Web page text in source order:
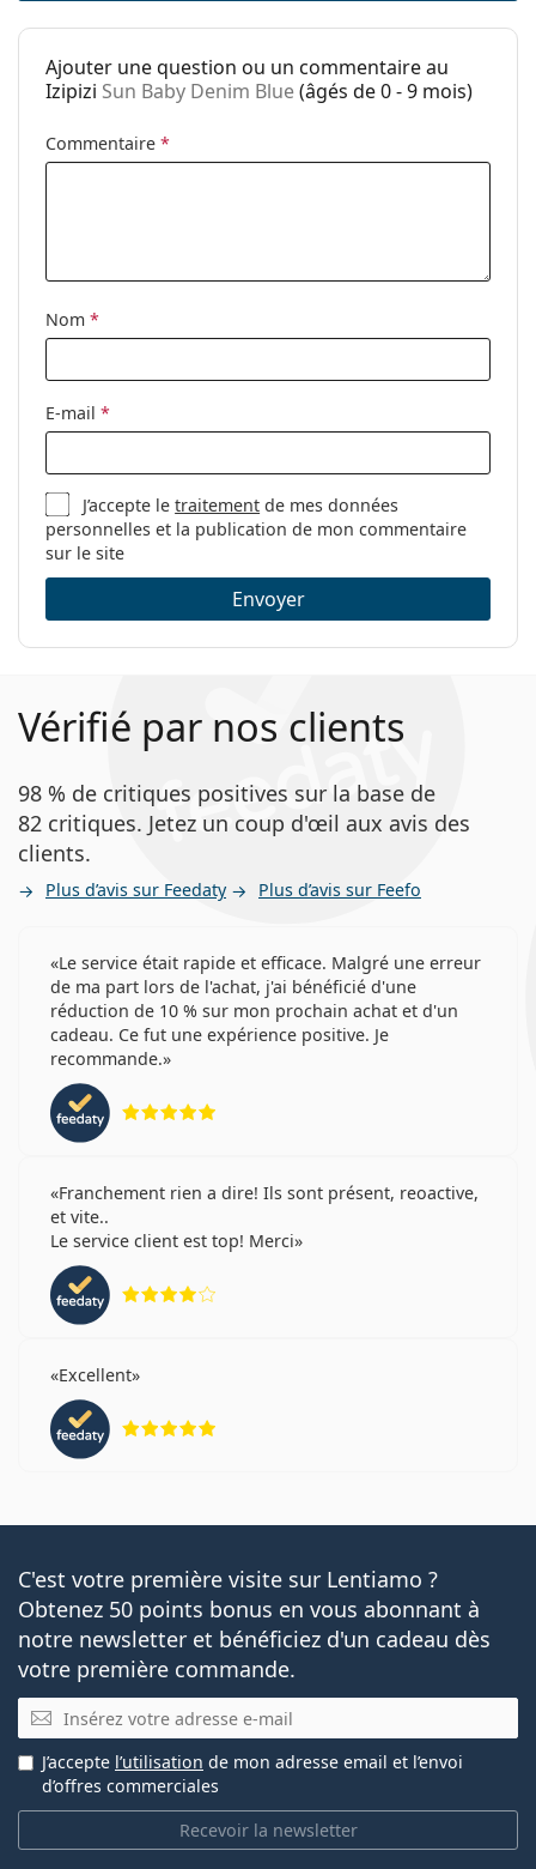
Catégorie:
Lunettes de soleil
Marque:
Izipizi
Code:
Ajouter une question ou un commentaire au
Izipizi Sun Baby Denim Blue(âgés de 0 - 9 mois)
Commentaire *
Nom *
E-mail *
J’accepte letraitement de mes données
personnelles et la publication de mon commentaire
sur le site
Envoyer
Vérifié par nos clients
98 % de critiques positives sur la base de
82 critiques. Jetez un coup d'œil aux avis des
clients.
Plus d’avis sur Feedaty Plus d’avis sur Feefo
Le service était rapide et efficace. Malgré une erreur
de ma part lors de l'achat, j'ai bénéficié d'une
réduction de 10 % sur mon prochain achat et d'un
cadeau. Ce fut une expérience positive. Je
recommande.
Franchement rien a dire! Ils sont présent, reoactive,
et vite..
Le service client est top! Merci
Excellent
C'est votre première visite sur Lentiamo ?
Obtenez 50 points bonus en vous abonnant à
notre newsletter et bénéficiez d'un cadeau dès
votre première commande.
E-mail
Recevoir la newsletter
J’accepte l’utilisation de mon adresse email et l’envoi
d’offres commerciales